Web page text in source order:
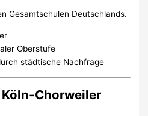
Gesamtschulen Deutschlands.
Oberstufe
städtische Nachfrage
Chorweiler